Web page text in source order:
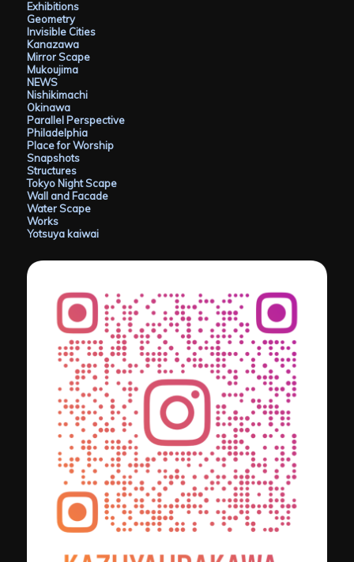
Exhibitions
Geometry
Invisible Cities
Kanazawa
Mirror Scape
Mukoujima
NEWS
Nishikimachi
Okinawa
Parallel Perspective
Philadelphia
Place for Worship
Snapshots
Structures
Tokyo Night Scape
Wall and Facade
Water Scape
Works
Yotsuya kaiwai